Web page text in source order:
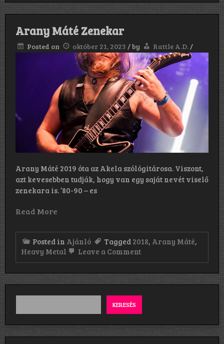
Punishment
in
Arany Máté Zenekar
Posted on október 21, 2023 /by Rattle A.D. /
Arany Máté 2019 óta az Akela szólógitárosa. Viszont,
azt kevesebben tudják, hogy van egy saját nevét viselő
zenekara is. ’80-90 – es
Read More
Posted in Ajánló Tagged 2018, Arany Máté,
Heavy Metal
Leave a Commenton
Zenekar
KERESÉS